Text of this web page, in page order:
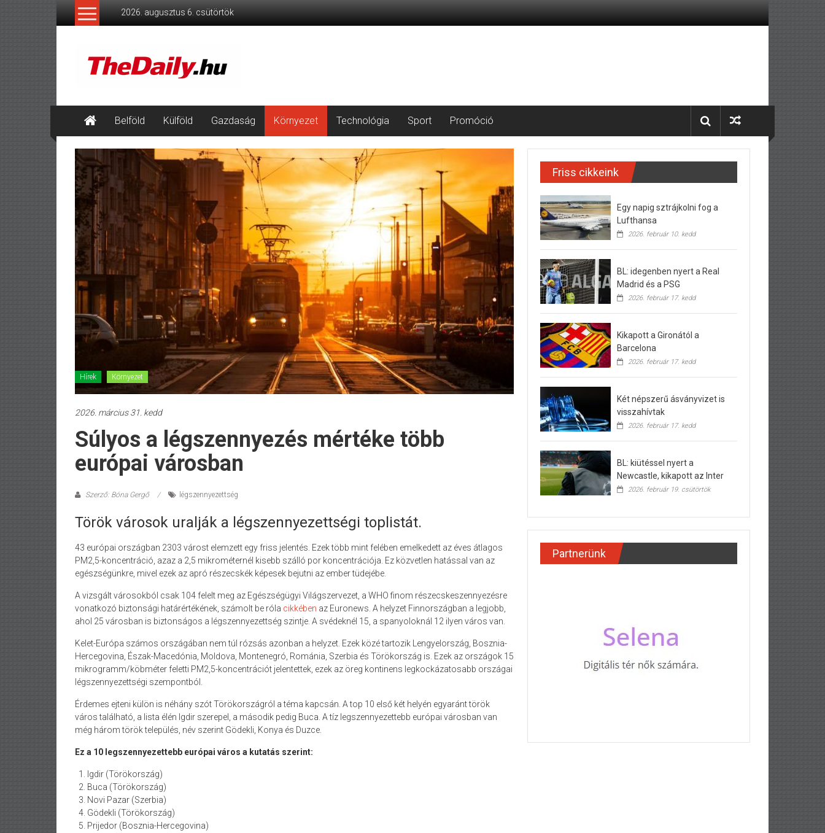
2026. augusztus 6. csütörtök
érthetően.Belföld Külföld Gazdaság Környezet Technológia Sport Promóció
Hírek Környezet
2026. március 31. kedd
Súlyos a légszennyezés mértéke több
európai városban
Szerző: Bóna Gergő légszennyezettség
Török városok uralják a légszennyezettségi toplistát.
43 európai országban 2303 várost elemzett egy friss jelentés. Ezek több mint felében emelkedett az éves átlagos
PM2,5-koncentráció, azaz a 2,5 mikrométernél kisebb szálló por koncentrációja. Ez közvetlen hatással van az
egészségünkre, mivel ezek az apró részecskék képesek bejutni az ember tüdejébe.
A vizsgált városokból csak 104 felelt meg az Egészségügyi Világszervezet, a WHO finom részecskeszennyezésre
vonatkozó biztonsági határértékének, számolt be róla cikkében az Euronews. A helyzet Finnországban a legjobb,
ahol 25 városban is biztonságos a légszennyezettség szintje. A svédeknél 15, a spanyoloknál 12 ilyen város van.
Kelet-Európa számos országában nem túl rózsás azonban a helyzet. Ezek közé tartozik Lengyelország, Bosznia-
Hercegovina, Észak-Macedónia, Moldova, Montenegró, Románia, Szerbia és Törökország is. Ezek az országok 15
mikrogramm/köbméter feletti PM2,5-koncentrációt jelentettek, ezek az öreg kontinens legkockázatosabb országai
légszennyezettségi szempontból.
Érdemes ejteni külön is néhány szót Törökországról a téma kapcsán. A top 10 első két helyén egyaránt török
város található, a lista élén Igdir szerepel, a második pedig Buca. A tíz legszennyezettebb európai városban van
még három török település, név szerint Gödekli, Konya és Duzce.
Ez a 10 legszennyezettebb európai város a kutatás szerint:
Igdir (Törökország)
Buca (Törökország)
Novi Pazar (Szerbia)
Gödekli (Törökország)
Prijedor (Bosznia-Hercegovina)
Friss cikkeink
Egy napig sztrájkolni fog a
Lufthansa
2026. február 10. kedd
BL: idegenben nyert a Real
Madrid és a PSG
2026. február 17. kedd
Kikapott a Gironától a
Barcelona
2026. február 17. kedd
Két népszerű ásványvizet is
visszahívtak
2026. február 17. kedd
BL: kiütéssel nyert a
Newcastle, kikapott az Inter
2026. február 19. csütörtök
Partnerünk